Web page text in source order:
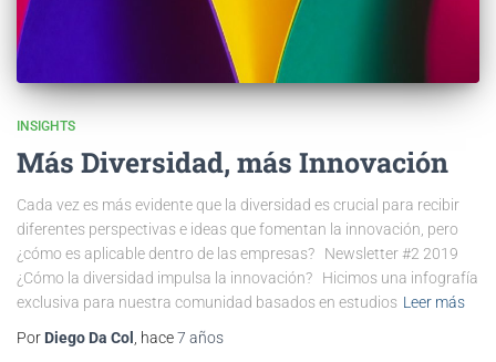
INSIGHTS
Más Diversidad, más Innovación
Cada vez es más evidente que la diversidad es crucial para recibir
diferentes perspectivas e ideas que fomentan la innovación, pero
¿cómo es aplicable dentro de las empresas? Newsletter #2 2019
¿Cómo la diversidad impulsa la innovación? Hicimos una infografía
exclusiva para nuestra comunidad basados en estudios Leer más
Por Diego Da Col , hace7 años